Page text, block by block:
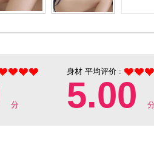
分
身材 平均评价 :
5.00 分